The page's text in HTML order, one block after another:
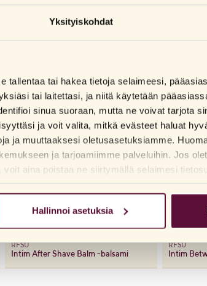
Yksityiskohdat
tallentaa tai hakea tietoja selaimeesi,
tai laitettasi, ja niitä käytetään
sinua suoraan, mutta ne voivat tarjota
ja voit valita, mitkä evästeet haluat
ja muuttaaksesi oletusasetuksiamme.
ja tarjoamiimme palveluihin. Jos
aina poistaa ne siirtymällä selaimesi
Hallinnoi asetuksia
RFSU
Intim After Shave Balm -balsami
RFSU